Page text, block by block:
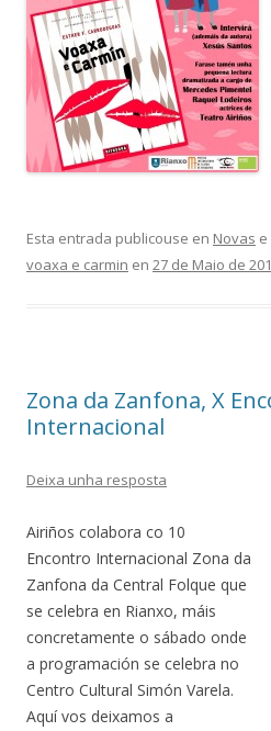
Esta entrada publicouse en Novas
voaxa e carmin en 27 de Maio de
Zona da Zanfona, X
Internacional
Deixa unha resposta
Airiños colabora co 10
Encontro Internacional Zona da
Zanfona da Central Folque que
se celebra en Rianxo, máis
concretamente o sábado onde
a programación se celebra no
Centro Cultural Simón Varela.
Aquí vos deixamos a